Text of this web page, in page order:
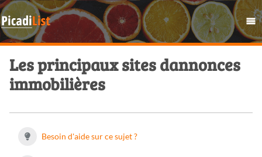
Les principaux sites dannonces
immobilières
Besoin d'aide sur ce sujet ?